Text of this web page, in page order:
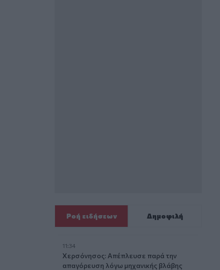
Ροή ειδήσεων Δημοφιλή
11:34
Χερσόνησος: Απέπλευσε παρά την
απαγόρευση λόγω μηχανικής βλάβης